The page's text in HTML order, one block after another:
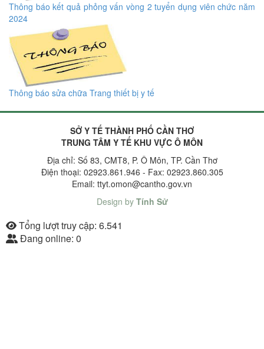
Thông báo kết quả phỏng vấn vòng 2 tuyển dụng viên chức năm
2024
Thông báo sửa chữa Trang thiết bị y tế
SỞ Y TẾ THÀNH PHỐ CẦN THƠ
TRUNG TÂM Y TẾ KHU VỰC Ô MÔN
Địa chỉ: Số 83, CMT8, P. Ô Môn, TP. Cần Thơ
Điện thoại: 02923.861.946 - Fax: 02923.860.305
Email: ttyt.omon@cantho.gov.vn
Design by Tính Sử
Tổng lượt truy cập: 6.541
Đang online: 0